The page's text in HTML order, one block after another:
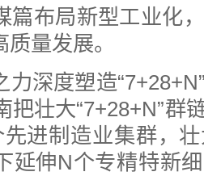
篇布局新型工业化
量发展。
度塑造“7+28+N”
把壮大“7+28+N”群
进制造业集群，
延伸N个专精特新